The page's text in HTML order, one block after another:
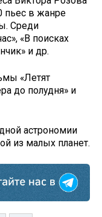
пьес в жанре
Среди
«В поисках
и др.
«Летят
до полудня» и
астрономии
из малых планет.